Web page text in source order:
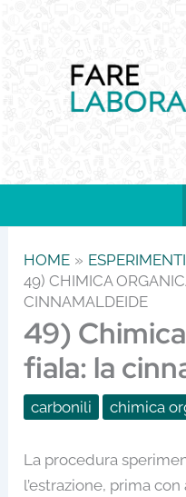
contenuto
HOME
ESPERIMENTI
49) CHIMICA
CINNAMALDEIDE
49)
fiala: la
carbonili chimica
La procedura
l’estrazione, prima